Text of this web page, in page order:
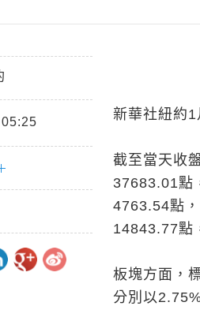
新華社紐約1
截至當天收
37683.01點
4763.54點
14843.77點
板塊方面，
分別以